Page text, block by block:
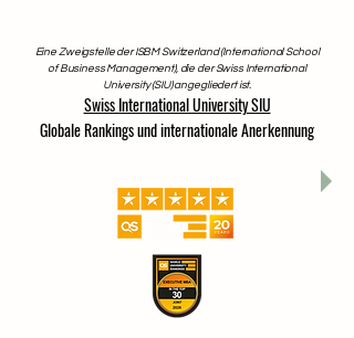
Eine Zweigstelle der ISBM Switzerland (International School
of Business Management), die der Swiss International
University (SIU) angegliedert ist.
Swiss International University SIU
Globale Rankings und internationale Anerkennung